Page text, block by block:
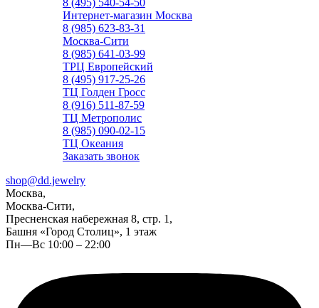
8 (495) 540-54-50
Интернет-магазин Москва
8 (985) 623-83-31
Москва-Сити
8 (985) 641-03-99
ТРЦ Европейский
8 (495) 917-25-26
ТЦ Голден Гросс
8 (916) 511-87-59
ТЦ Метрополис
8 (985) 090-02-15
ТЦ Океания
Заказать звонок
shop@dd.jewelry
Москва,
Москва-Сити,
Пресненская набережная 8, стр. 1,
Башня «Город Столиц», 1 этаж
Пн—Вс 10:00 – 22:00